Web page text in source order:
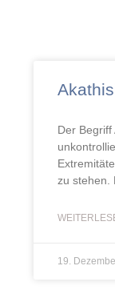
Der Begriff
zu stehen.
19.